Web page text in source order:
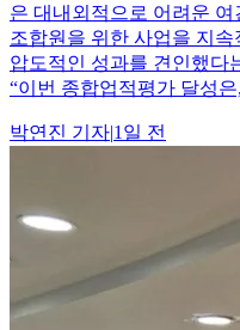
은 대내외적으로 어려운
조합원을 위한 사업을 지
압도적인 성과를 견인했다
“이번 종합업적평가 달성
박연진 기자|1일 전